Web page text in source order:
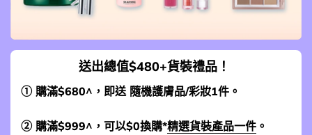
送出總值$480+貨裝禮品！
① 購滿$680^，即送 隨機護膚品/彩妝1件。
② 購滿$999^，可以$0換購*精選貨裝產品一件 。